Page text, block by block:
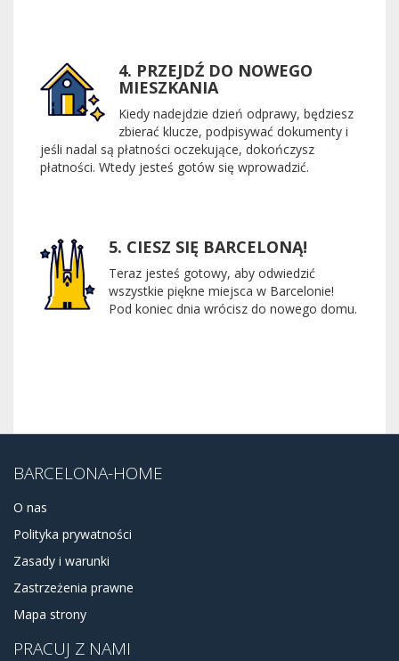
4. PRZEJDŹ DO NOWEGO
MIESZKANIA
Kiedy nadejdzie dzień odprawy, będziesz
zbierać klucze, podpisywać dokumenty i
jeśli nadal są płatności oczekujące, dokończysz
płatności. Wtedy jesteś gotów się wprowadzić.
5. CIESZ SIĘ BARCELONĄ!
Teraz jesteś gotowy, aby odwiedzić
wszystkie piękne miejsca w Barcelonie!
Pod koniec dnia wrócisz do nowego domu.
BARCELONA-HOME
O nas
Polityka prywatności
Zasady i warunki
Zastrzeżenia prawne
Mapa strony
PRACUJ Z NAMI